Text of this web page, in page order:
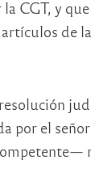
CGT, y
de
resolución
por el